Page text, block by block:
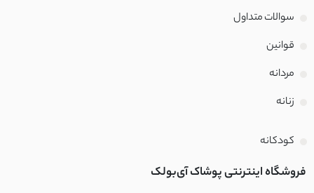
سوالات متداول
قوانین
مردانه
زنانه
کودکانه
فروشگاه اینترنتی پوشاک آی‌بولک